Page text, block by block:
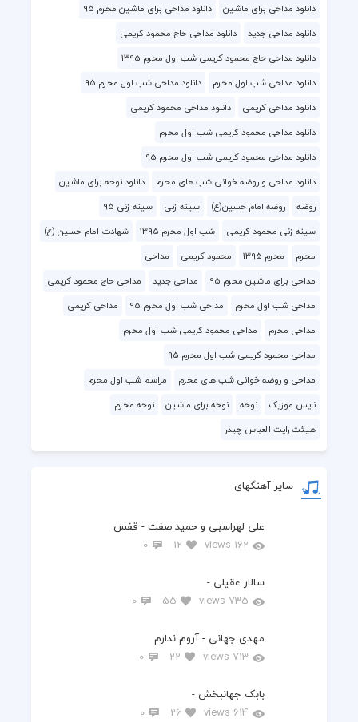
دانلود مداحی برای ماشین
دانلود مداحی برای ماشین محرم 95
دانلود مداحی جدید
دانلود مداحی حاج محمود کریمی
دانلود مداحی حاج محمود کریمی شب اول محرم 1395
دانلود مداحی شب اول محرم
دانلود مداحی شب اول محرم 95
دانلود مداحی کریمی
دانلود مداحی محمود کریمی
دانلود مداحی محمود کریمی شب اول محرم
دانلود مداحی محمود کریمی شب اول محرم 95
دانلود مداحی و روضه خوانی شب های محرم
دانلود نوحه برای ماشین
روضه
روضه امام حسین(ع) سینه زنی
سینه زنی 95
سینه زنی محمود کریمی
شب اول محرم 1395
شهادت امام حسین (ع)
محرم
محرم 1395 محمود کریمی
مداحی
مداحی برای ماشین محرم 95
مداحی جدید
مداحی حاج محمود کریمی
مداحی شب اول محرم
مداحی شب اول محرم 95
مداحی کریمی
مداحی محرم
مداحی محمود کریمی شب اول محرم
مداحی محمود کریمی شب اول محرم 95
مداحی و روضه خوانی شب های محرم
مراسم شب اول محرم
نایس موزیک
نوحه نوحه برای ماشین
نوحه محرم
هیئت رایت العباس چیذر
سایر آهنگهای
علی لهراسبی و حمید صفت - قفس
162 views
12
0
سالار عقیلی -
735 views
55
0
مهدی جهانی - آروم ندارم
713 views
22
0
بابک جهانبخش -
614 views
26
0